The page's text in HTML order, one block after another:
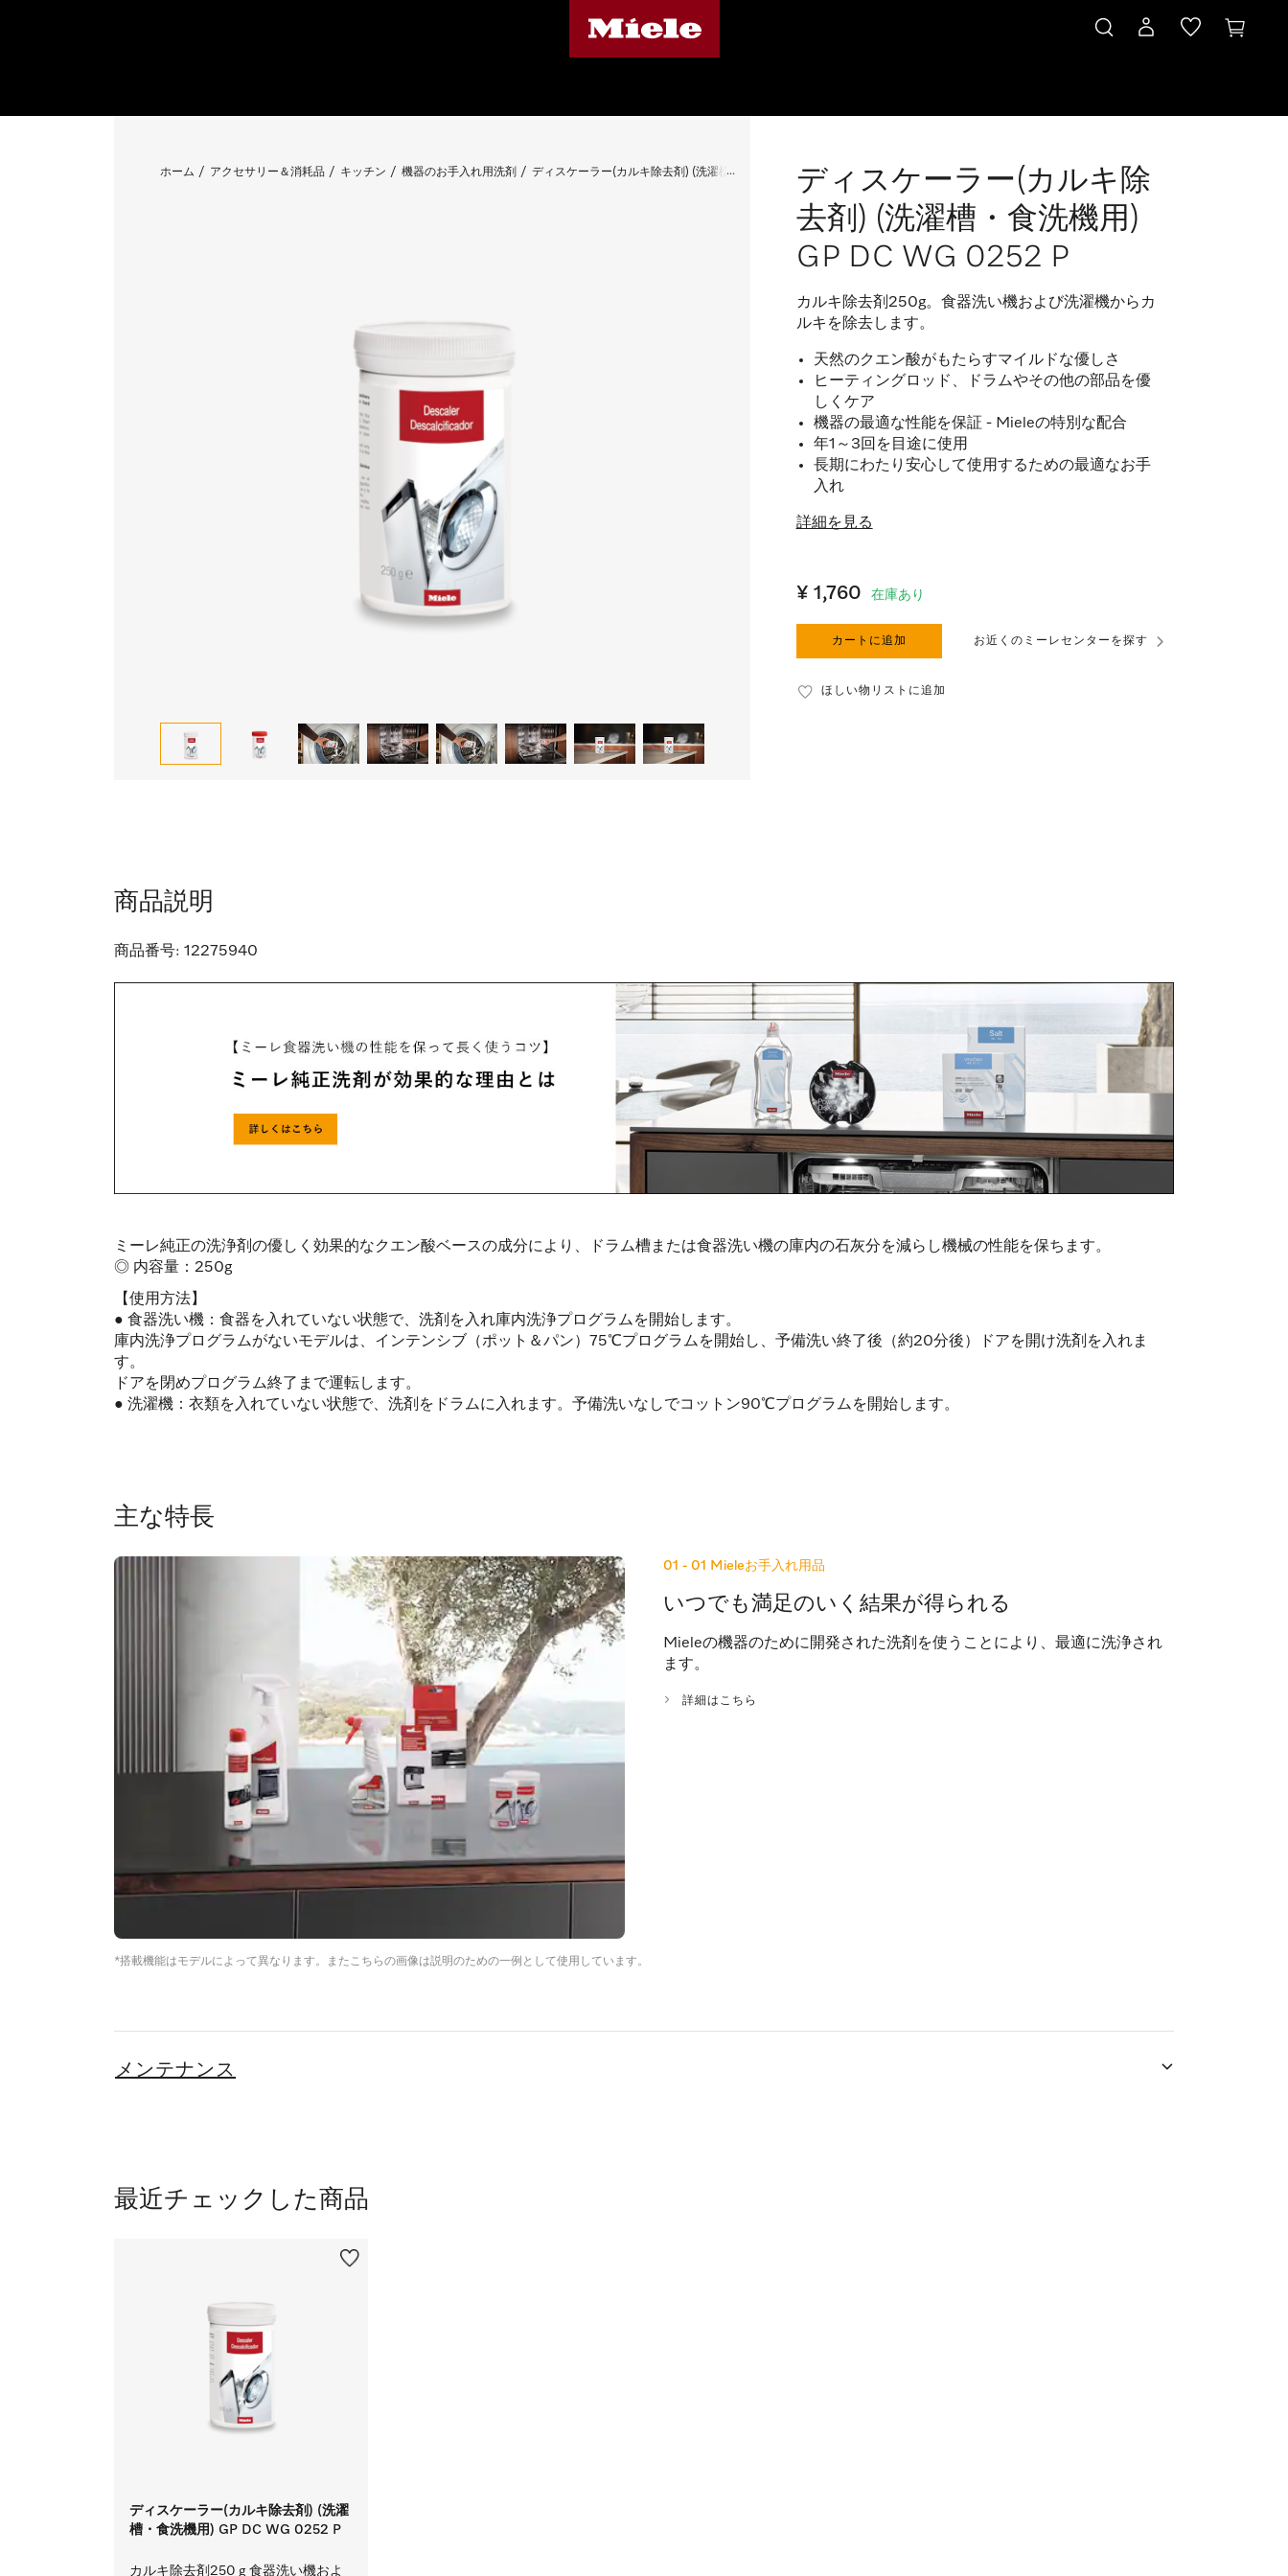
ホーム アクセサリー＆消耗品 キッチン 機器のお手入れ用洗剤 ディスケーラー(カルキ除去剤) (洗濯槽・食洗機用) GP DC WG 0252 Pディスケーラー(カルキ除
去剤) (洗濯槽・食洗機用)
GP DC WG 0252 P
カルキ除去剤250g。食器洗い機および洗濯機からカ
ルキを除去します。
天然のクエン酸がもたらすマイルドな優しさ
ヒーティングロッド、ドラムやその他の部品を優
しくケア
機器の最適な性能を保証 - Mieleの特別な配合
年1～3回を目途に使用
長期にわたり安心して使用するための最適なお手
入れ
詳細を見る
¥ 1,760 在庫あり
カートに追加 お近くのミーレセンターを探す
ほしい物リストに追加
商品説明
商品番号: 12275940
ミーレ純正の洗浄剤の優しく効果的なクエン酸ベースの成分により、ドラム槽または食器洗い機の庫内の石灰分を減らし機械の性能を保ちます。
◎ 内容量：250g
【使用方法】
● 食器洗い機：食器を入れていない状態で、洗剤を入れ庫内洗浄プログラムを開始します。
庫内洗浄プログラムがないモデルは、インテンシブ（ポット＆パン）75℃プログラムを開始し、予備洗い終了後（約20分後）ドアを開け洗剤を入れま
す。
ドアを閉めプログラム終了まで運転します。
● 洗濯機：衣類を入れていない状態で、洗剤をドラムに入れます。予備洗いなしでコットン90℃プログラムを開始します。
主な特長
01 - 01 Mieleお手入れ用品
いつでも満足のいく結果が得られる
Mieleの機器のために開発された洗剤を使うことにより、最適に洗浄され
ます。
詳細はこちら
*搭載機能はモデルによって異なります。またこちらの画像は説明のための一例として使用しています。
メンテナンス
最近チェックした商品
ディスケーラー(カルキ除去剤) (洗濯
槽・食洗機用) GP DC WG 0252 P
カルキ除去剤250 g 食器洗い機およ